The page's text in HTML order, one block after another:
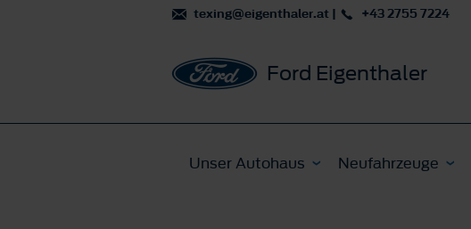
texing@eigenthaler.at | +43 2755 7224
Ford Eigenthaler
Unser Autohaus Neufahrzeuge